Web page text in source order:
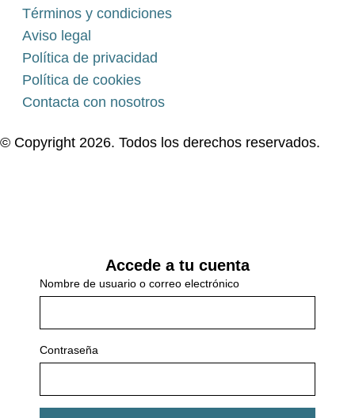
Términos y condiciones
Aviso legal
Política de privacidad
Política de cookies
Contacta con nosotros
© Copyright 2026. Todos los derechos reservados.
Accede a tu cuenta
Nombre de usuario o correo electrónico
Contraseña